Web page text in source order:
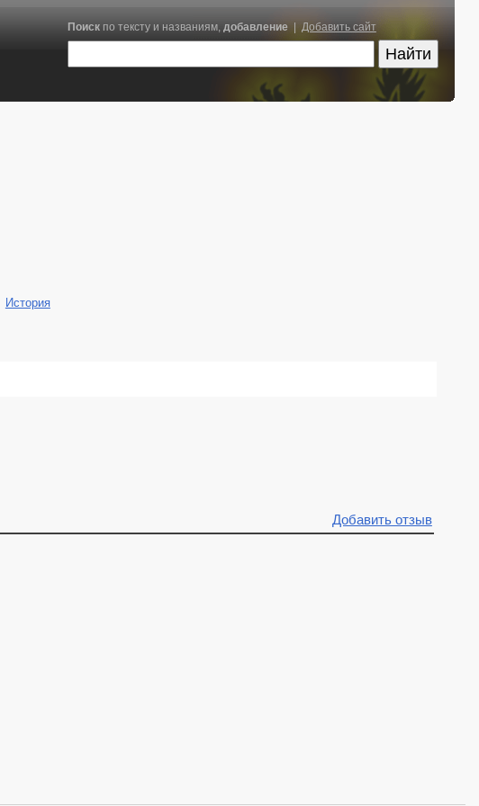
Поискпо тексту и названиям, добавление| Добавить сайт
История
Добавить отзыв